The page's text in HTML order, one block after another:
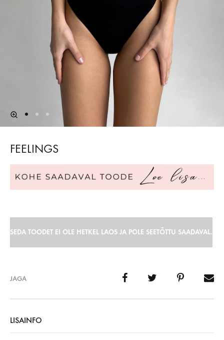
FEELINGS
SEDA TOODET EI OLE HETKEL LAOS JA POLE SEETÕTTU SAADAVAL.
JAGA
LISAINFO